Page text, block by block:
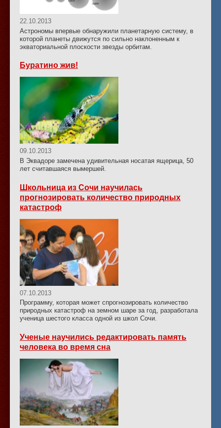
22.10.2013
Астрономы впервые обнаружили планетарную систему, в
которой планеты движутся по сильно наклоненным к
экваториальной плоскости звезды орбитам.
Буратино жив!
09.10.2013
В Эквадоре замечена удивительная носатая ящерица, 50
лет считавшаяся вымершей.
Школьница из Сочи научилась
прогнозировать количество природных
катастроф
07.10.2013
Программу, которая может спрогнозировать количество
природных катастроф на земном шаре за год, разработала
ученица шестого класса одной из школ Сочи.
Ученые научились редактировать память
человека во время сна